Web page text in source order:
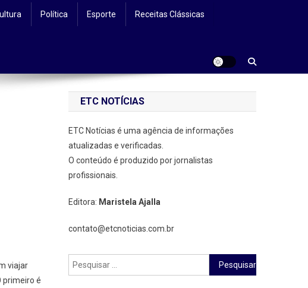
Política Esporte Receitas Clássicas
viajar
primeiro é
ETC NOTÍCIAS
ETC Notícias é uma agência de informações
atualizadas e verificadas.
O conteúdo é produzido por jornalistas
profissionais.
Editora: Maristela Ajalla
contato@etcnoticias.com.br
Pesquisar
por: